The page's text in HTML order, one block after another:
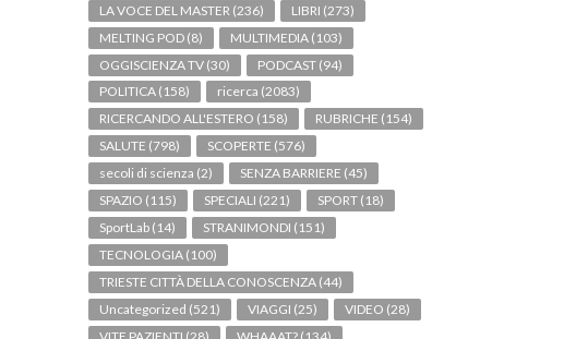
LA VOCE DEL MASTER (236) LIBRI (273)
MELTING POD (8) MULTIMEDIA (103)
OGGISCIENZA TV (30) PODCAST (94)
POLITICA (158) ricerca (2083)
RICERCANDO ALL'ESTERO (158) RUBRICHE (154)
SALUTE (798) SCOPERTE (576)
secoli di scienza (2) SENZA BARRIERE (45)
SPAZIO (115) SPECIALI (221) SPORT (18)
SportLab (14) STRANIMONDI (151)
TECNOLOGIA (100)
TRIESTE CITTÀ DELLA CONOSCENZA (44)
Uncategorized (521) VIAGGI (25) VIDEO (28)